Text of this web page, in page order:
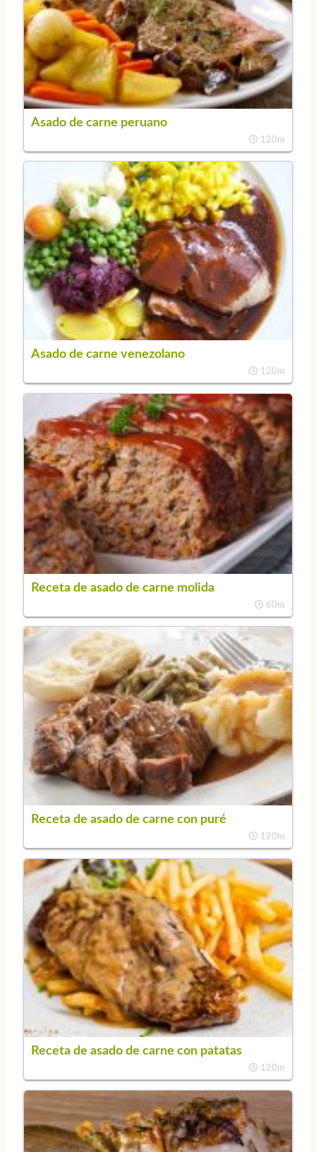
Asado de carne peruano
120m
Asado de carne venezolano
120m
Receta de asado de carne molida
60m
Receta de asado de carne con puré
120m
Receta de asado de carne con patatas
120m